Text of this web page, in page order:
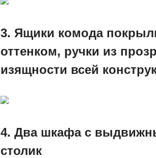
3. Ящики комода
оттенком, ручки из
изящности всей
4. Два шкафа с
столик